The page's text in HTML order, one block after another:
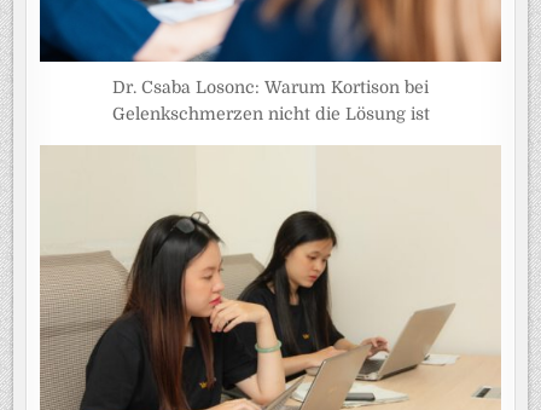
Dr. Csaba Losonc: Warum Kortison bei
Gelenkschmerzen nicht die Lösung ist